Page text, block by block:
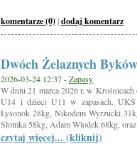
komentarze (0)|dodaj komentarz
Dwóch Żelaznych
2026-03-24 12:37 -Zapasy
W dniu 21 marca 2026 r. w
U14 i dzieci U11 w zapasach. UKS
Łysonok 28kg, Nikodem Wyrzucki
Słomka 58kg, Adam Włodek 68kg,
czytaj więcej... (kliknij)